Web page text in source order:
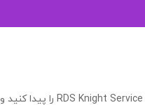
RDS Knight Service را پیدا